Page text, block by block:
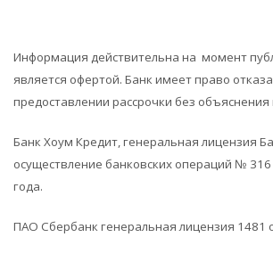
Информация действительна на момент
является офертой. Банк имеет право
предоставлении рассрочки без объяснения
Банк Хоум Кредит, генеральная лицензия
осуществление банковских операций №
года.
ПАО Сбербанк генеральная лицензия 1481